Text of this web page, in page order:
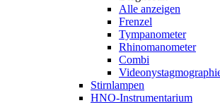
Alle anzeigen
Frenzel
Tympanometer
Rhinomanometer
Combi
Stirnlampen
HNO-Instrumentarium